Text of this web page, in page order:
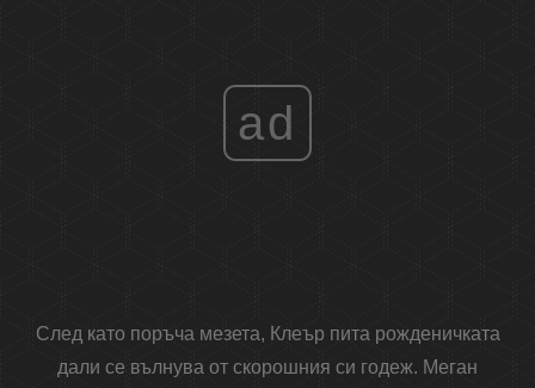
ad
След като поръча мезета, Клеър пита рожденичката
дали се вълнува от скорошния си годеж. Меган